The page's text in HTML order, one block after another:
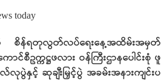
today
ာက် စိန်ရတုလွတ်လပ်ရေးနေ့အထိမ်းအမှတ်
င်စီဥက္ကဋ္ဌဖလား ဝန်ကြီးဌာနပေါင်းစုံ ဖူ
ပွဲနှင့် ဆုချီးမြှင့်ပွဲ အခမ်းအနားကျင်းပ